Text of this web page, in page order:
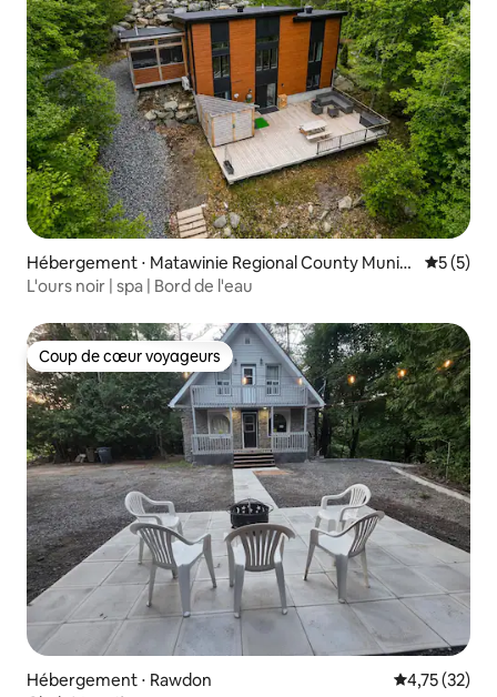
Hébergement ⋅ Matawinie Regional County Munici
pality
5 (5)
L'ours noir | spa | Bord de l'eau
Coup de cœur voyageurs
Coup de cœur voyageurs
Hébergement ⋅ Rawdon Évaluation
4,75 (32)